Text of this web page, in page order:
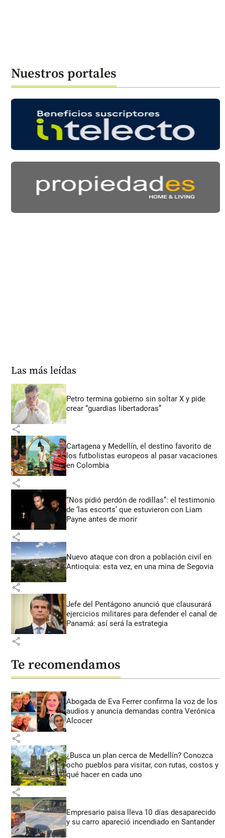
Nuestros portales
Las más leídas
Petro termina gobierno sin soltar X y pide
crear “guardias libertadoras”
share
Cartagena y Medellín, el destino favorito de
los futbolistas europeos al pasar vacaciones
en Colombia
share
“Nos pidió perdón de rodillas”: el testimonio
de ‘las escorts’ que estuvieron con Liam
Payne antes de morir
share
Nuevo ataque con dron a población civil en
Antioquia: esta vez, en una mina de Segovia
share
Jefe del Pentágono anunció que clausurará
ejercicios militares para defender el canal de
Panamá: así será la estrategia
share
Te recomendamos
Abogada de Eva Ferrer confirma la voz de los
audios y anuncia demandas contra Verónica
Alcocer
share
¿Busca un plan cerca de Medellín? Conozca
ocho pueblos para visitar, con rutas, costos y
qué hacer en cada uno
share
Empresario paisa lleva 10 días desaparecido
y su carro apareció incendiado en Santander